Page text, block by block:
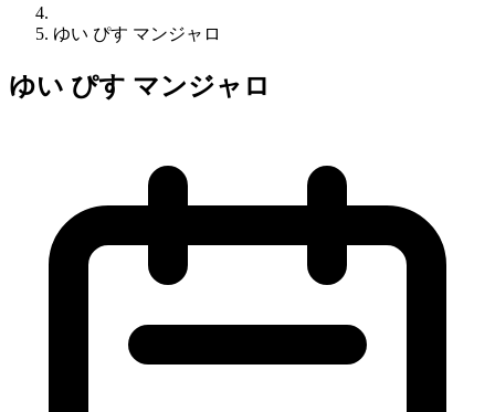
ゆい ぴす マンジャロ
ゆい ぴす マンジャロ